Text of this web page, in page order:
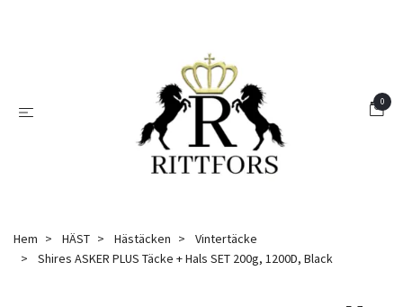
0
Hem HÄST Hästäcken
Vintertäcke
Shires ASKER PLUS Täcke + Hals SET 200g, 1200D, Black